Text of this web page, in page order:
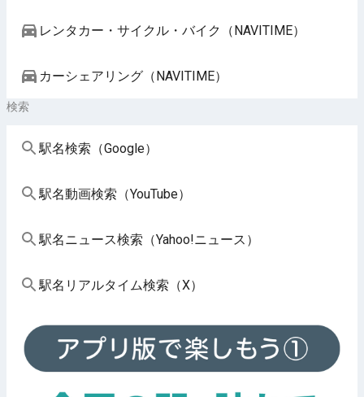
レンタカー・サイクル・バイク（NAVITIME）
カーシェアリング（NAVITIME）
検索
駅名検索（Google）
駅名動画検索（YouTube）
駅名ニュース検索（Yahoo!ニュース）
駅名リアルタイム検索（X）